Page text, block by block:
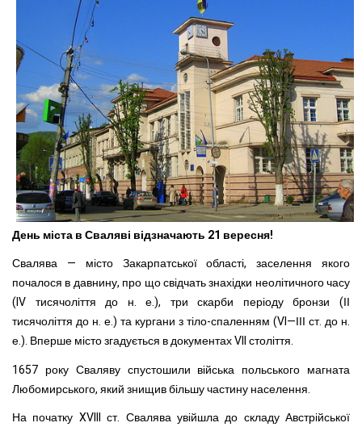
День міста в Сваляві відзначають 21 вересня!
Свалява — місто Закарпатської області, заселення якого
почалося в давнину, про що свідчать знахідки неолітичного часу
(IV тисячоліття до н. е.), три скарби періоду бронзи (ІІ
тисячоліття до н. е.) та кургани з тіло-спаленням (VI—ІІІ ст. до н.
е.). Вперше місто згадується в документах VII століття.
1657 року Сваляву спустошили війська польського магната
Любомирського, який знищив більшу частину населення.
На початку XVIII ст. Свалява увійшла до складу Австрійської